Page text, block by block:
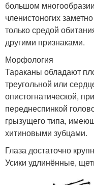
большом
членистоногих
только средой
другими признаками.
Морфология
Тараканы обладают
треугольной или
опистогнатической,
переднеспинкой
грызущего типа,
хитиновыми зубцами.
Глаза достаточно
Усики удлинённые,